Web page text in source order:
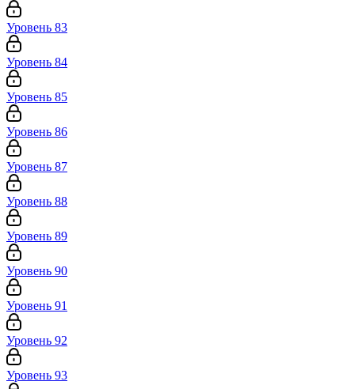
Уровень 83
Уровень 84
Уровень 85
Уровень 86
Уровень 87
Уровень 88
Уровень 89
Уровень 90
Уровень 91
Уровень 92
Уровень 93